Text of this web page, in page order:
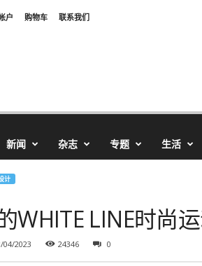
户 购物车 联系我们
新闻 杂志 专题 生活
计
WHITE LINE时尚
04/2023 24346 0